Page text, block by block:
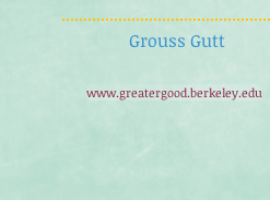
Grouss Gutt
www.greatergood.berkeley.edu